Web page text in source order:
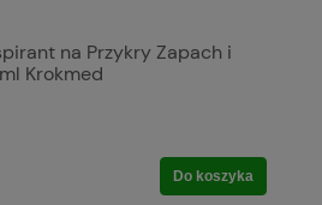
na Przykry Zapach i
Krokmed
Do koszyka